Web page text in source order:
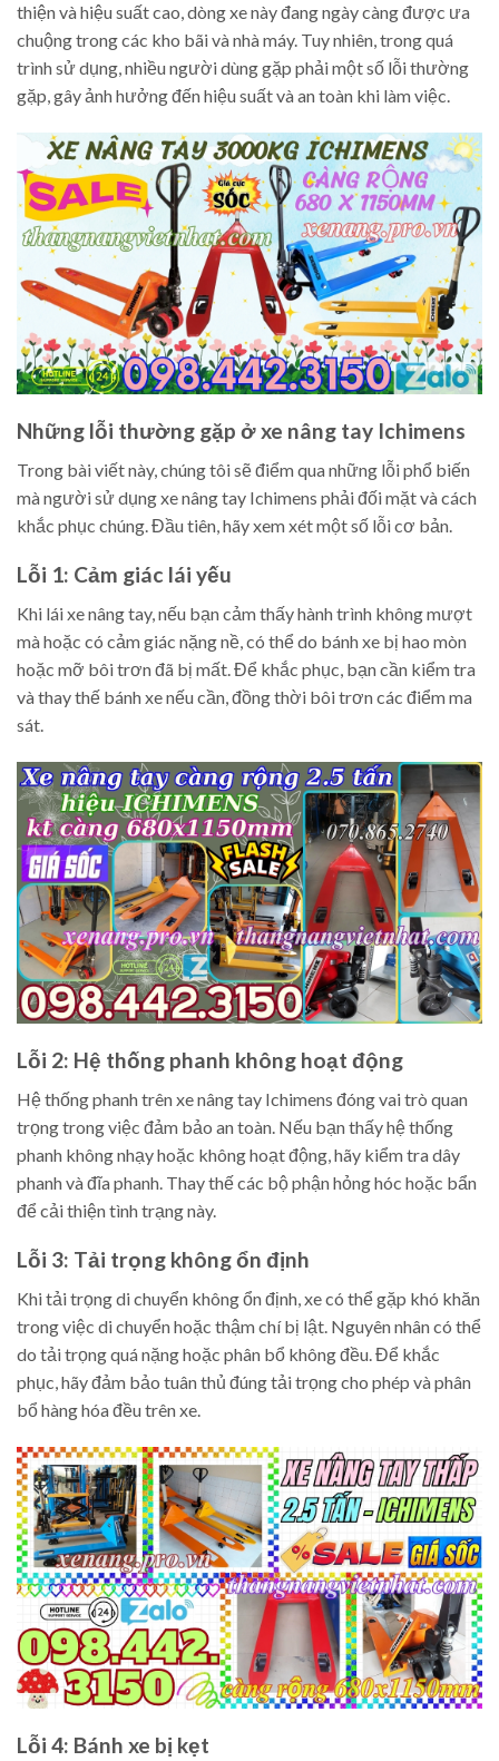
thiện và hiệu suất cao, dòng xe này đang ngày càng được ưa
chuộng trong các kho bãi và nhà máy. Tuy nhiên, trong quá
trình sử dụng, nhiều người dùng gặp phải một số lỗi thường
gặp, gây ảnh hưởng đến hiệu suất và an toàn khi làm việc.
Những lỗi thường gặp ở xe nâng tay Ichimens
Trong bài viết này, chúng tôi sẽ điểm qua những lỗi phổ biến
mà người sử dụng xe nâng tay Ichimens phải đối mặt và cách
khắc phục chúng. Đầu tiên, hãy xem xét một số lỗi cơ bản.
Lỗi 1: Cảm giác lái yếu
Khi lái xe nâng tay, nếu bạn cảm thấy hành trình không mượt
mà hoặc có cảm giác nặng nề, có thể do bánh xe bị hao mòn
hoặc mỡ bôi trơn đã bị mất. Để khắc phục, bạn cần kiểm tra
và thay thế bánh xe nếu cần, đồng thời bôi trơn các điểm ma
sát.
Lỗi 2: Hệ thống phanh không hoạt động
Hệ thống phanh trên xe nâng tay Ichimens đóng vai trò quan
trọng trong việc đảm bảo an toàn. Nếu bạn thấy hệ thống
phanh không nhạy hoặc không hoạt động, hãy kiểm tra dây
phanh và đĩa phanh. Thay thế các bộ phận hỏng hóc hoặc bẩn
để cải thiện tình trạng này.
Lỗi 3: Tải trọng không ổn định
Khi tải trọng di chuyển không ổn định, xe có thể gặp khó khăn
trong việc di chuyển hoặc thậm chí bị lật. Nguyên nhân có thể
do tải trọng quá nặng hoặc phân bổ không đều. Để khắc
phục, hãy đảm bảo tuân thủ đúng tải trọng cho phép và phân
bổ hàng hóa đều trên xe.
Lỗi 4: Bánh xe bị kẹt